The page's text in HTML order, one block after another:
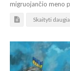
migruojančio meno
Skaityti